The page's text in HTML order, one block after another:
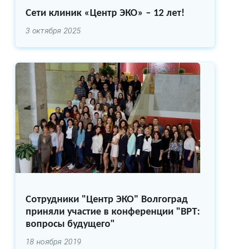
Сети клиник «Центр ЭКО» – 12 лет!
3 октября 2025
Сотрудники "Центр ЭКО" Волгоград
приняли участие в конференции "ВРТ:
вопросы будущего"
18 ноября 2019